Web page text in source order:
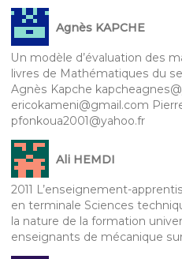
Agnès KAPCHE
Un modèle d’évaluation des
livres de Mathématiques du
Agnès Kapche
ericokameni@gmail.com
pfonkoua2001@yahoo.fr
Ali HEMDI
2011 L’enseignement-
en terminale Sciences
la nature de la formation
enseignants de mécanique